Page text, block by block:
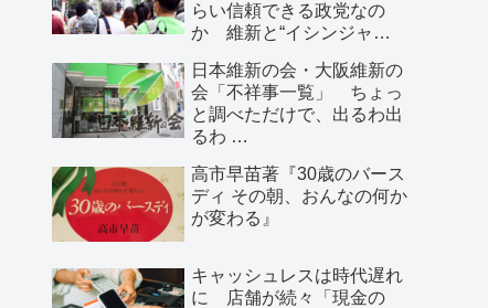
らい信頼できる政党なの
か 維新と“イシンジャ
る、大阪で起きていること
日本維新の会・大阪維新の
会「不祥事一覧」 ちょっ
と調べただけで、出るわ出
るわ …
高市早苗著『30歳のバース
ディ その朝、おんなの何か
が変わる』
キャッシュレスは時代遅れ
に 店舗が続々「現金の